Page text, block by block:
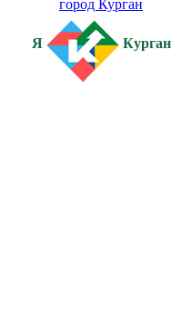
город Курган
Я Курган